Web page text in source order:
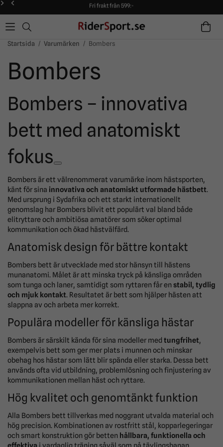
Fri frakt från 599:-
Alltid snabba leveranser!
Fri frakt från 599:-
Startsida / Varumärken / Bombers
Bombers
Bombers – innovativa
bett med anatomiskt
fokus
Bombers är ett välrenommerat varumärke inom hästsporten,
känt för sina innovativa och anatomiskt utformade hästbett.
Med ursprung i Sydafrika och ett starkt internationellt
genomslag har Bombers blivit ett populärt val bland både
elitryttare och ambitiösa amatörer som söker optimal
kommunikation och ökad hästvälfärd.
Anatomisk design för bättre kontakt
Bombers bett är utvecklade med stor hänsyn till hästens
munanatomi. Målet är att minska tryck på känsliga områden
som tunga och laner, samtidigt som ryttaren får en stabil, tydlig
och mjuk kontakt. Resultatet är bett som hjälper hästen att
slappna av och arbeta mer korrekt.
Populära modeller för känsliga hästar
Bombers är särskilt kända för sina modeller med tungfrihet,
exempelvis bett som ger mer plats i munnen och minskar
obehag hos hästar som lätt blir spända eller starka. Dessa bett
används ofta vid utbildning, problemlösning och finjustering av
kommunikationen mellan häst och ryttare.
Hög kvalitet och genomtänkt funktion
Alla Bombers bett tillverkas med noggrant utvalda material och
hög precision. Kombinationen av rostfritt stål, kopparlegeringar
och smart konstruktion gör betten hållbara, funktionella och
effektiva i vardaglig träning såväl som på tävlingsbanan.